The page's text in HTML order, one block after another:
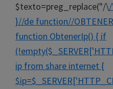
$texto=preg_replace("/\
}//de function//
function ObtenerIp() { if
ip from share internet {